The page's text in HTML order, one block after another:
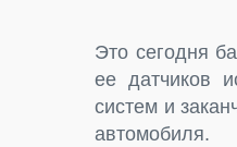
Это сегодня
ее датчиков
систем и
автомобиля.